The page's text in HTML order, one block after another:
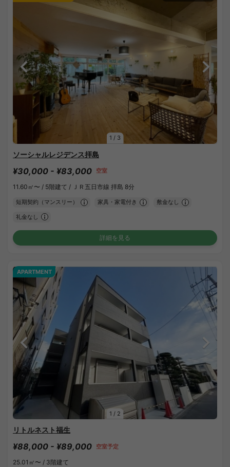
1 / 3
ソーシャルレジデンス拝島
¥30,000 - ¥83,000 空室
11.60㎡〜 / 5階建て / ＪＲ五日市線 拝島 8分
短期契約（マンスリー） 家具・家電付き 敷金なし
礼金なし
詳細を見る
1 / 2
APARTMENT
リトルネスト福生
¥88,000 - ¥89,000 空室予定
25.01㎡〜 / 3階建て